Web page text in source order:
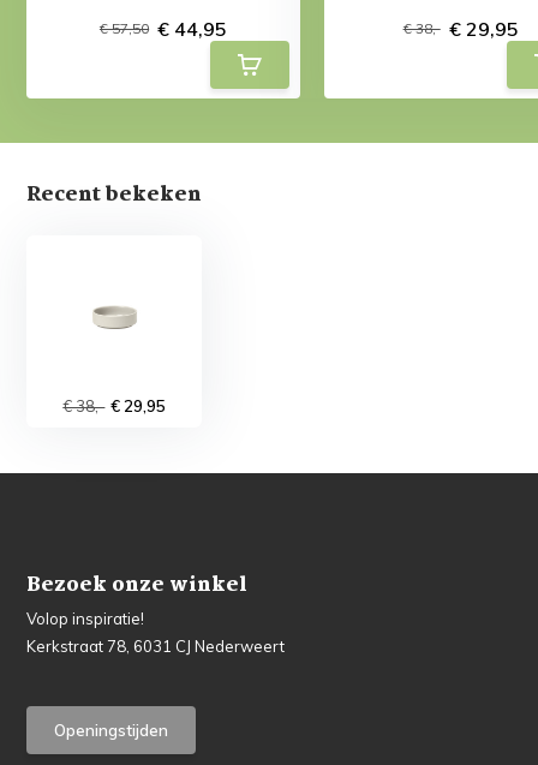
€ 57,50 € 44,95 € 38,- € 29,95
Recent bekeken
€ 38,- € 29,95
Bezoek onze winkel
Volop inspiratie!
Kerkstraat 78, 6031 CJ Nederweert
Openingstijden